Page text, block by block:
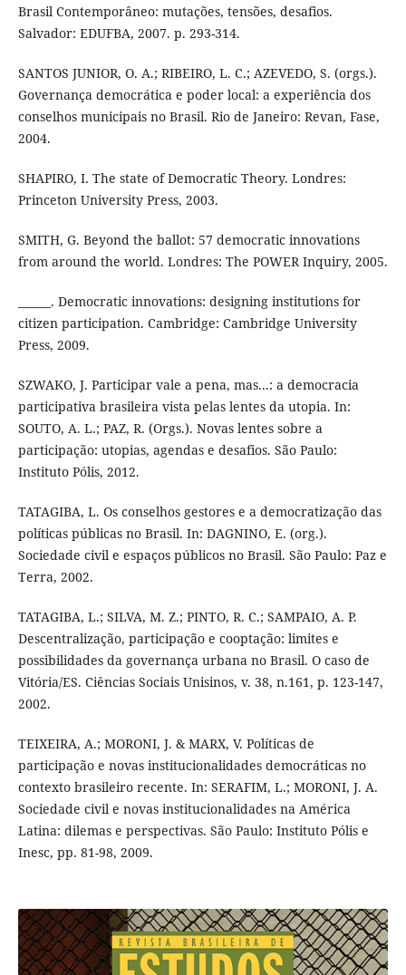
Brasil Contemporâneo: mutações, tensões, desafios.
Salvador: EDUFBA, 2007. p. 293-314.
SANTOS JUNIOR, O. A.; RIBEIRO, L. C.; AZEVEDO, S. (orgs.).
Governança democrática e poder local: a experiência dos
conselhos municipais no Brasil. Rio de Janeiro: Revan, Fase,
2004.
SHAPIRO, I. The state of Democratic Theory. Londres:
Princeton University Press, 2003.
SMITH, G. Beyond the ballot: 57 democratic innovations
from around the world. Londres: The POWER Inquiry, 2005.
______. Democratic innovations: designing institutions for
citizen participation. Cambridge: Cambridge University
Press, 2009.
SZWAKO, J. Participar vale a pena, mas...: a democracia
participativa brasileira vista pelas lentes da utopia. In:
SOUTO, A. L.; PAZ, R. (Orgs.). Novas lentes sobre a
participação: utopias, agendas e desafios. São Paulo:
Instituto Pólis, 2012.
TATAGIBA, L. Os conselhos gestores e a democratização das
políticas públicas no Brasil. In: DAGNINO, E. (org.).
Sociedade civil e espaços públicos no Brasil. São Paulo: Paz e
Terra, 2002.
TATAGIBA, L.; SILVA, M. Z.; PINTO, R. C.; SAMPAIO, A. P.
Descentralização, participação e cooptação: limites e
possibilidades da governança urbana no Brasil. O caso de
Vitória/ES. Ciências Sociais Unisinos, v. 38, n.161, p. 123-147,
2002.
TEIXEIRA, A.; MORONI, J. & MARX, V. Políticas de
participação e novas institucionalidades democráticas no
contexto brasileiro recente. In: SERAFIM, L.; MORONI, J. A.
Sociedade civil e novas institucionalidades na América
Latina: dilemas e perspectivas. São Paulo: Instituto Pólis e
Inesc, pp. 81-98, 2009.